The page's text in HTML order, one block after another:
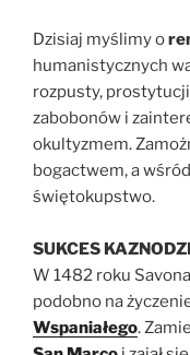
Dzisiaj myślimy o
humanistycznych
rozpusty,
zabobonów i
okultyzmem.
bogactwem, a
świętokupstwo.
SUKCES
W 1482 roku
podobno na
Wspaniałego.